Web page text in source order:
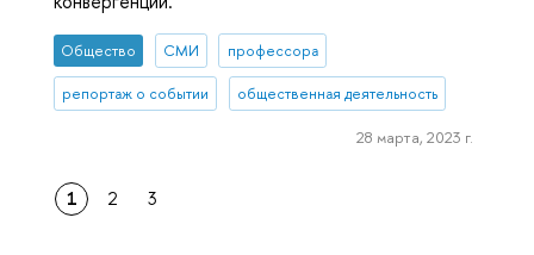
Общество СМИ профессора
репортаж о событии общественная деятельность
28 марта, 2023 г.
1 2 3